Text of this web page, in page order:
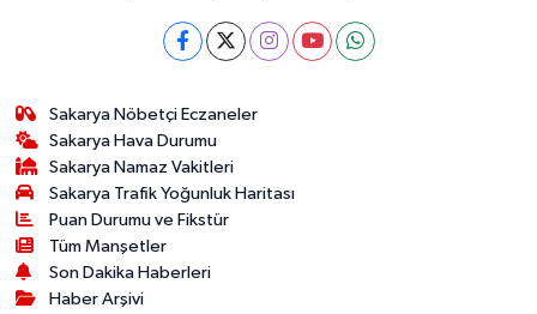
Sakarya Nöbetçi Eczaneler
Sakarya Hava Durumu
Sakarya Namaz Vakitleri
Sakarya Trafik Yoğunluk Haritası
Puan Durumu ve Fikstür
Tüm Manşetler
Son Dakika Haberleri
Haber Arşivi